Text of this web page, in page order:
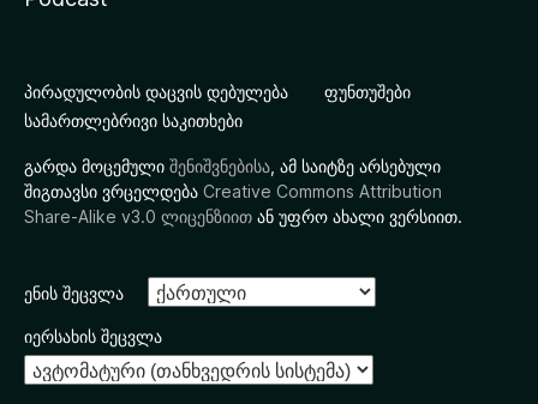
პირადულობის დაცვის დებულება
ფუნთუშები
სამართლებრივი საკითხები
გარდა მოცემული შენიშვნებისა , ამ საიტზე არსებული
შიგთავსი ვრცელდება Creative Commons Attribution
Share-Alike v3.0 ლიცენზიით ან უფრო ახალი ვერსიით.
ენის შეცვლა
იერსახის შეცვლა